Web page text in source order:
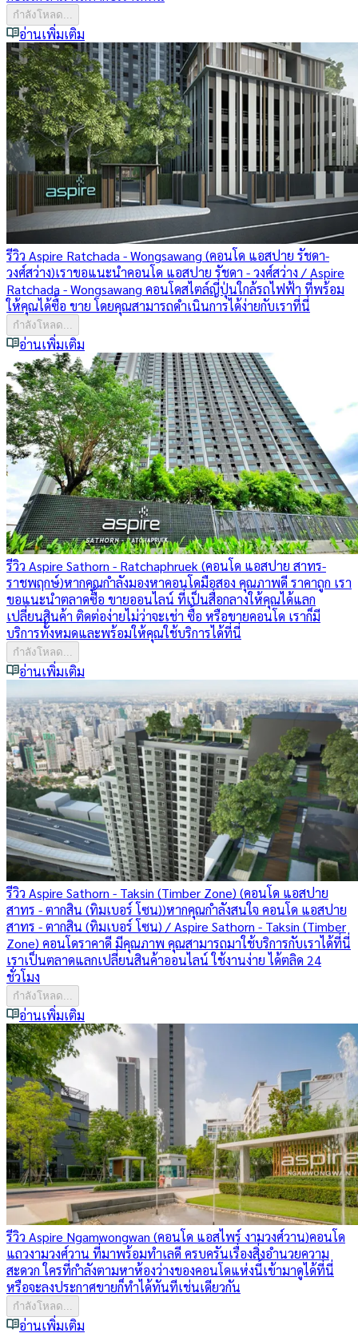
กำลังโหลด...
อ่านเพิ่มเติม
รีวิว Aspire Ratchada - Wongsawang (คอนโด แอสปาย รัชดา-
วงศ์สว่าง)เราขอแนะนำคอนโด แอสปาย รัชดา - วงศ์สว่าง / Aspire
Ratchada - Wongsawang คอนโดสไตล์ญี่ปุ่นใกล้รถไฟฟ้า ที่พร้อม
ให้คุณได้ซื้อ ขาย โดยคุณสามารถดำเนินการได้ง่ายกับเราที่นี่
กำลังโหลด...
อ่านเพิ่มเติม
รีวิว Aspire Sathorn - Ratchaphruek (คอนโด แอสปาย สาทร-
ราชพฤกษ์)หากคุณกำลังมองหาคอนโดมือสอง คุณภาพดี ราคาถูก เรา
ขอแนะนำตลาดซื้อ ขายออนไลน์ ที่เป็นสื่อกลางให้คุณได้แลก
เปลี่ยนสินค้า ติดต่อง่ายไม่ว่าจะเช่า ซื้อ หรือขายคอนโด เราก็มี
บริการทั้งหมดและพร้อมให้คุณใช้บริการได้ที่นี่
กำลังโหลด...
อ่านเพิ่มเติม
รีวิว Aspire Sathorn - Taksin (Timber Zone) (คอนโด แอสปาย
สาทร - ตากสิน (ทิมเบอร์ โซน))หากคุณกำลังสนใจ คอนโด แอสปาย
สาทร - ตากสิน (ทิมเบอร์ โซน) / Aspire Sathorn - Taksin (Timber
Zone) คอนโดราคาดี มีคุณภาพ คุณสามารถมาใช้บริการกับเราได้ที่นี่
เราเป็นตลาดแลกเปลี่ยนสินค้าออนไลน์ ใช้งานง่าย ได้ตลิด 24
ชั่วโมง
กำลังโหลด...
อ่านเพิ่มเติม
รีวิว Aspire Ngamwongwan (คอนโด แอสไพร์ งามวงศ์วาน)คอนโด
แถวงามวงศ์วาน ที่มาพร้อมทำเลดี ครบครันเรื่องสิ่งอำนวยความ
สะดวก ใครที่กำลังตามหาห้องว่างของคอนโดแห่งนี้เข้ามาดูได้ที่นี่
หรือจะลงประกาศขายก็ทำได้ทันทีเช่นเดียวกัน
กำลังโหลด...
อ่านเพิ่มเติม